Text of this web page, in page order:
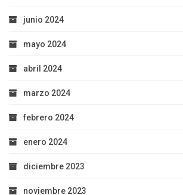
junio 2024
mayo 2024
abril 2024
marzo 2024
febrero 2024
enero 2024
diciembre 2023
noviembre 2023